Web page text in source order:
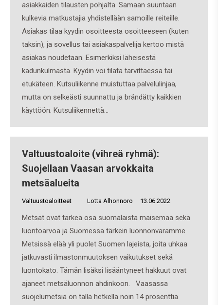
asiakkaiden tilausten pohjalta. Samaan suuntaan
kulkevia matkustajia yhdistellään samoille reiteille.
Asiakas tilaa kyydin osoitteesta osoitteeseen (kuten
taksin), ja sovellus tai asiakaspalvelija kertoo mistä
asiakas noudetaan. Esimerkiksi läheisestä
kadunkulmasta. Kyydin voi tilata tarvittaessa tai
etukäteen. Kutsuliikenne muistuttaa palvelulinjaa,
mutta on selkeästi suunnattu ja brändätty kaikkien
käyttöön. Kutsuliikennettä…
Valtuustoaloite (vihreä ryhmä):
Suojellaan Vaasan arvokkaita
metsäalueita
Valtuustoaloitteet Lotta Alhonnoro 13.06.2022
Metsät ovat tärkeä osa suomalaista maisemaa sekä
luontoarvoa ja Suomessa tärkein luonnonvaramme.
Metsissä elää yli puolet Suomen lajeista, joita uhkaa
jatkuvasti ilmastonmuutoksen vaikutukset sekä
luontokato. Tämän lisäksi lisääntyneet hakkuut ovat
ajaneet metsäluonnon ahdinkoon. Vaasassa
suojelumetsiä on tällä hetkellä noin 14 prosenttia